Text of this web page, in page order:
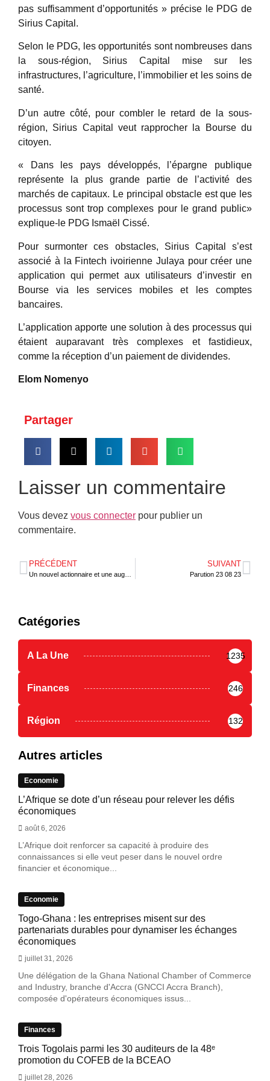
pas suffisamment d’opportunités » précise le PDG de
Sirius Capital.
Selon le PDG, les opportunités sont nombreuses dans
la sous-région, Sirius Capital mise sur les
infrastructures, l’agriculture, l’immobilier et les soins de
santé.
D’un autre côté, pour combler le retard de la sous-
région, Sirius Capital veut rapprocher la Bourse du
citoyen.
« Dans les pays développés, l’épargne publique
représente la plus grande partie de l’activité des
marchés de capitaux. Le principal obstacle est que les
processus sont trop complexes pour le grand public»
explique-le PDG Ismaël Cissé.
Pour surmonter ces obstacles, Sirius Capital s’est
associé à la Fintech ivoirienne Julaya pour créer une
application qui permet aux utilisateurs d’investir en
Bourse via les services mobiles et les comptes
bancaires.
L’application apporte une solution à des processus qui
étaient auparavant très complexes et fastidieux,
comme la réception d’un paiement de dividendes.
Elom Nomenyo
Partager
Laisser un commentaire
Vous devez vous connecter pour publier un
commentaire.
PRÉCÉDENT SUIVANT
Parution 23 08 23
Catégories
A La Une 1235
Finances 246
Région 132
Autres articles
Economie
L’Afrique se dote d’un réseau pour relever les défis
économiques
août 6, 2026
L’Afrique doit renforcer sa capacité à produire des
connaissances si elle veut peser dans le nouvel ordre
financier et économique...
Economie
Togo-Ghana : les entreprises misent sur des
partenariats durables pour dynamiser les échanges
économiques
juillet 31, 2026
Une délégation de la Ghana National Chamber of Commerce
and Industry, branche d'Accra (GNCCI Accra Branch),
composée d'opérateurs économiques issus...
Finances
Trois Togolais parmi les 30 auditeurs de la 48ᵉ
promotion du COFEB de la BCEAO
juillet 28, 2026